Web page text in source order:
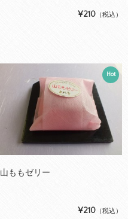
¥210 （税込）
Hot
山ももゼリー
¥210 （税込）